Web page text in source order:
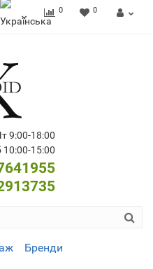
0 0
9:00-18:00
10:00-15:00
Бренди